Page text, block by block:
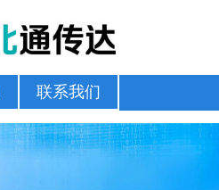
联系我们